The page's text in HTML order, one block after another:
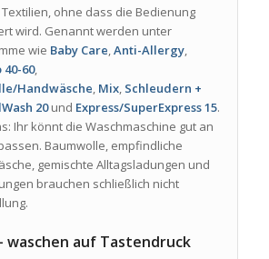
ohne dass die Bedienung
wird. Genannt werden unter
wie Baby Care Anti-Allergy,
40-60,
Handwäsche Mix, Schleudern +
20und Express/SuperExpress 15.
Ihr könnt die Waschmaschine gut an
Baumwolle, empfindliche
gemischte Alltagsladungen und
brauchen schließlich nicht
waschen auf Tastendruck